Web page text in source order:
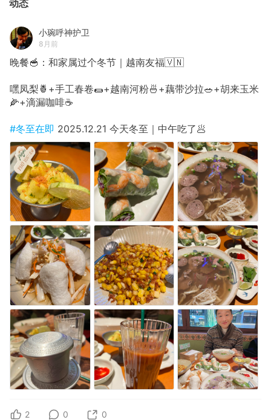
动态
小琬呼神护卫
8月前
晚餐🥣：和家属过个冬节｜越南友福🇻🇳
嘿凤梨🍍+手工春卷🌯+越南河粉🍜+藕带沙拉🥗+胡来玉米
🌽+滴漏咖啡☕️
#冬至在即 2025.12.21 今天冬至｜中午吃了🥟
2 0 0